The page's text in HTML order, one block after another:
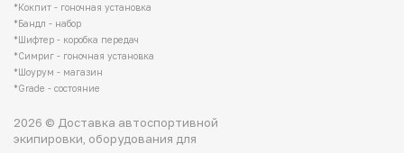
*Кокпит - гоночная установка
*Бандл - набор
*Шифтер - коробка передач
*Симриг - гоночная установка
*Шоурум - магазин
*Grade - состояние
2026 © Доставка автоспортивной
экипировки, оборудования для